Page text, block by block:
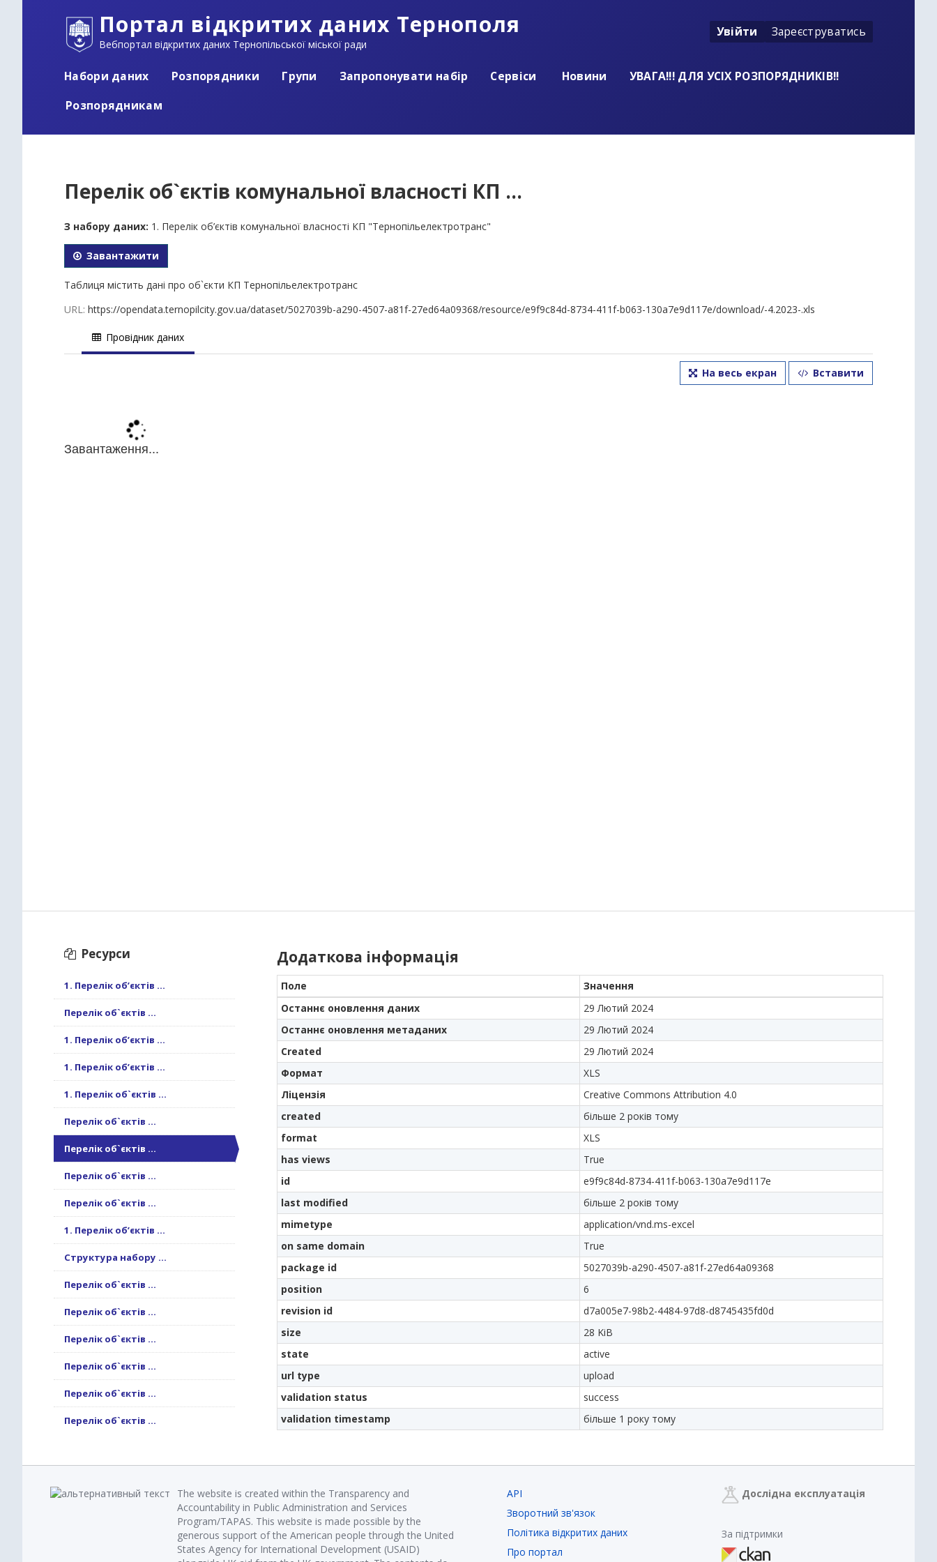
Портал відкритих даних Тернополя
Вебпортал відкритих даних Тернопільської міської ради
Увійти Зареєструватись
Набори даних Розпорядники Групи Запропонувати набір Сервіси Новини
УВАГА!!! ДЛЯ УСІХ РОЗПОРЯДНИКІВ!!
Розпорядникам
Перелік об`єктів комунальної власності КП ...
З набору даних: 1. Перелік об’єктів комунальної власності КП "Тернопільелектротранс"
Завантажити
Таблиця містить дані про об`єкти КП Тернопільелектротранс
URL: https://opendata.ternopilcity.gov.ua/dataset/5027039b-a290-4507-a81f-27ed64a09368/resource/e9f9c84d-8734-411f-b063-130a7e9d117e/download/-4.2023-.xls
Провідник даних
На весь екран Вставити
Ресурси
1. Перелік об’єктів ...
Перелік об`єктів ...
1. Перелік об’єктів ...
1. Перелік об’єктів ...
1. Перелік об`єктів ...
Перелік об`єктів ...
Перелік об`єктів ...
Перелік об`єктів ...
Перелік об`єктів ...
1. Перелік об’єктів ...
Структура набору ...
Перелік об`єктів ...
Перелік об`єктів ...
Перелік об`єктів ...
Перелік об`єктів ...
Перелік об`єктів ...
Перелік об`єктів ...
Додаткова інформація
Поле
Значення
Останнє оновлення даних
29 Лютий 2024
Останнє оновлення метаданих
29 Лютий 2024
Created
29 Лютий 2024
Формат
XLS
Ліцензія
Creative Commons Attribution 4.0
created
більше 2 років тому
format
XLS
has views
True
id
e9f9c84d-8734-411f-b063-130a7e9d117e
last modified
більше 2 років тому
mimetype
application/vnd.ms-excel
on same domain
True
package id
5027039b-a290-4507-a81f-27ed64a09368
position
6
revision id
d7a005e7-98b2-4484-97d8-d8745435fd0d
size
28 KiB
state
active
url type
upload
validation status
success
validation timestamp
більше 1 року тому
The website is created within the Transparency and
Accountability in Public Administration and Services
Program/TAPAS. This website is made possible by the
generous support of the American people through the United
States Agency for International Development (USAID)
API
Зворотний зв'язок
Політика відкритих даних
Про портал
Дослідна експлуатація
За підтримки